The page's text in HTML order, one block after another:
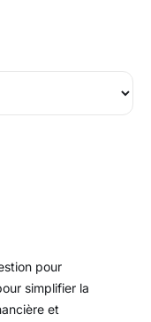
pour
simplifier la
et